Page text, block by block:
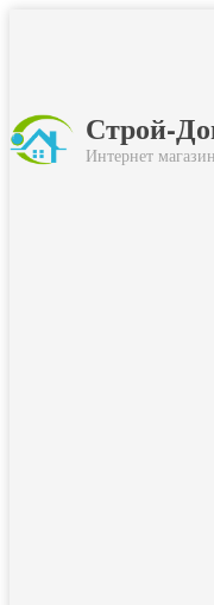
Строй-
Интернет